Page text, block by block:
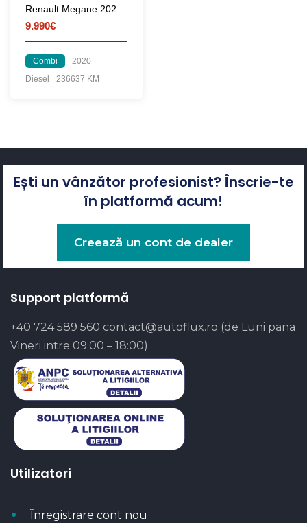
9.990€
Combi
2020
Diesel
236637 KM
Ești un vânzător profesionist? Înscrie-te
în platformă acum!
Creează un cont de dealer
Support platformă
+40 724 589 560 contact@autoflux.ro (de Luni pana
Vineri intre 09:00 – 18:00)
Utilizatori
Înregistrare cont nou